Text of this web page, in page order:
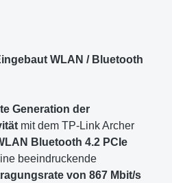
WLAN / Bluetooth
Generation der
mit dem TP-Link Archer
Bluetooth 4.2 PCIe
beeindruckende
von 867 Mbit/s